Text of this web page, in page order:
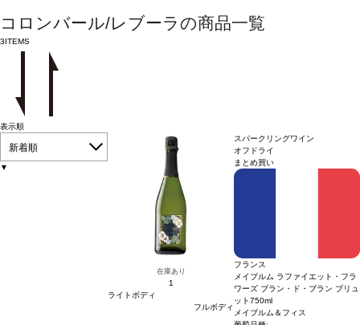
コロンバール/レブーラの商品一覧
3ITEMS
表示順
新着順
▼
在庫あり
1
ライトボディ
フルボディ
スパークリングワイン
オフドライ
まとめ買い
フランス
メイブルム ラファイエット・フラ
ワーズ ブラン・ド・ブラン ブリュ
ット750ml
メイブルム＆フィス